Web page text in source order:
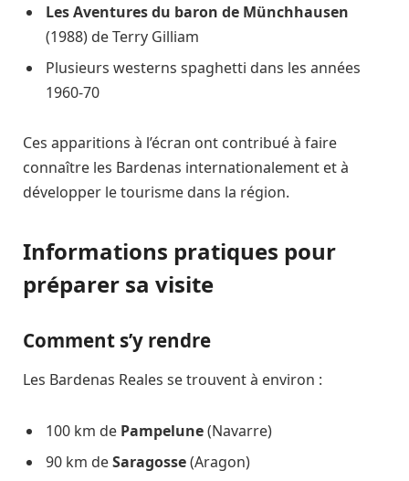
Les Aventures du baron de Münchhausen
(1988) de Terry Gilliam
Plusieurs westerns spaghetti dans les années
1960-70
Ces apparitions à l’écran ont contribué à faire
connaître les Bardenas internationalement et à
développer le tourisme dans la région.
Informations pratiques pour
préparer sa visite
Comment s’y rendre
Les Bardenas Reales se trouvent à environ :
100 km de Pampelune(Navarre)
90 km deSaragosse(Aragon)